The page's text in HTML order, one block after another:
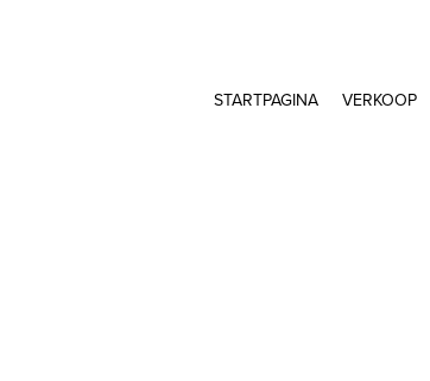
STARTPAGINA VERKOOP